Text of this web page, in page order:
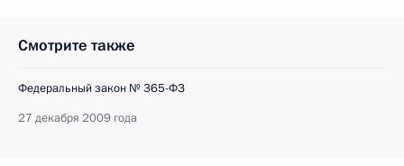
Смотрите также
Федеральный закон № 365-ФЗ
27 декабря 2009 года